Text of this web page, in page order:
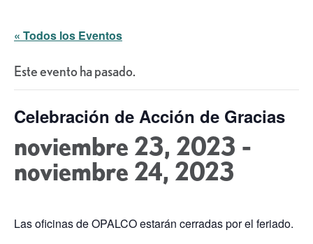
« Todos los Eventos
Este evento ha pasado.
Celebración de Acción de Gracias
noviembre 23, 2023 -
noviembre 24, 2023
Las oficinas de OPALCO estarán cerradas por el feriado.